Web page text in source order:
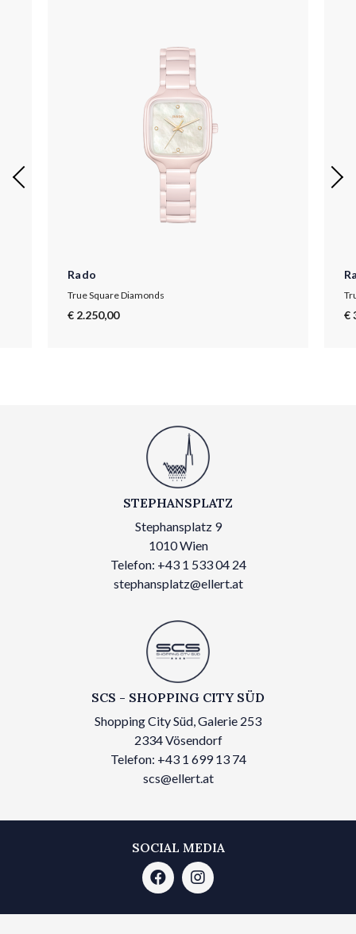
Rado
True Square Diamonds
€ 2.250,00 €
STEPHANSPLATZ
Stephansplatz 9
1010 Wien
Telefon: +43 1 533 04 24
stephansplatz@ellert.at
SCS - SHOPPING CITY SÜD
Shopping City Süd, Galerie 253
2334 Vösendorf
Telefon: +43 1 699 13 74
scs@ellert.at
SOCIAL MEDIA